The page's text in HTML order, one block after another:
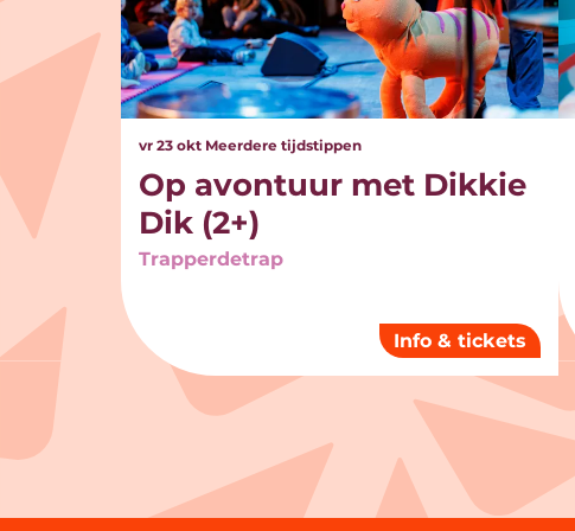
Op avontuur met Dikkie
Dik (2+)
Trapperdetrap
vr 23 okt Meerdere tijdstippen
Info & tickets